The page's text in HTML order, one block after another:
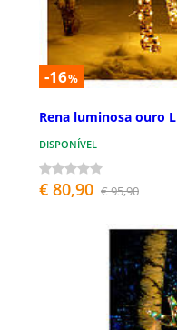
-16%
Rena luminosa ouro
DISPONÍVEL
€ 80,90 € 95,90